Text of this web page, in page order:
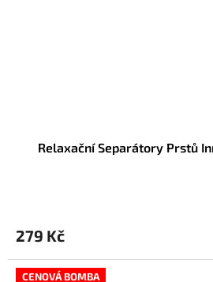
Relaxační Separátory Prstů
279 Kč
CENOVÁ BOMBA